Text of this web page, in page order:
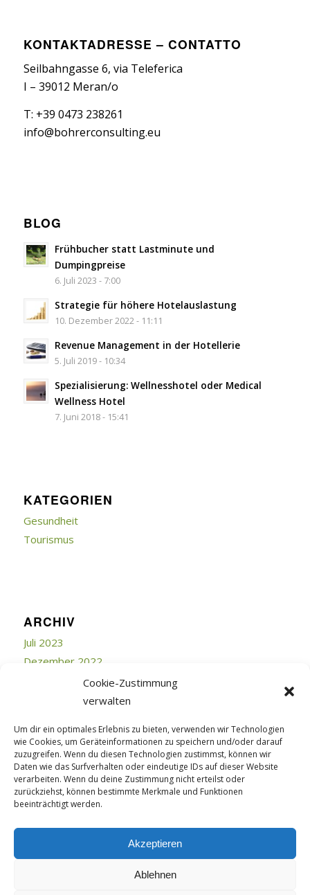
Cookie-Zustimmung
verwalten
Um dir ein optimales Erlebnis zu bieten, verwenden wir Technologien
wie Cookies, um Geräteinformationen zu speichern und/oder darauf
zuzugreifen. Wenn du diesen Technologien zustimmst, können wir
Daten wie das Surfverhalten oder eindeutige IDs auf dieser Website
verarbeiten. Wenn du deine Zustimmung nicht erteilst oder
zurückziehst, können bestimmte Merkmale und Funktionen
beeinträchtigt werden.
Akzeptieren
Ablehnen
KONTAKTADRESSE – CONTATTO
Seilbahngasse 6, via Teleferica
I – 39012 Meran/o
T: +39 0473 238261
info@bohrerconsulting.eu
BLOG
Frühbucher statt Lastminute und
Dumpingpreise
6. Juli 2023 - 7:00
Strategie für höhere Hotelauslastung
10. Dezember 2022 - 11:11
Revenue Management in der Hotellerie
5. Juli 2019 - 10:34
Spezialisierung: Wellnesshotel oder Medical
Wellness Hotel
7. Juni 2018 - 15:41
KATEGORIEN
Gesundheit
Tourismus
ARCHIV
Juli 2023
Dezember 2022
März 2018
Februar 2018
September 2017
Juli 2017
April 2015
Februar 2015